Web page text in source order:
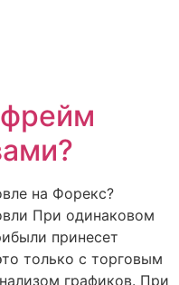
на Форекс?
При одинаковом
принесет
только с торговым
графиков. При